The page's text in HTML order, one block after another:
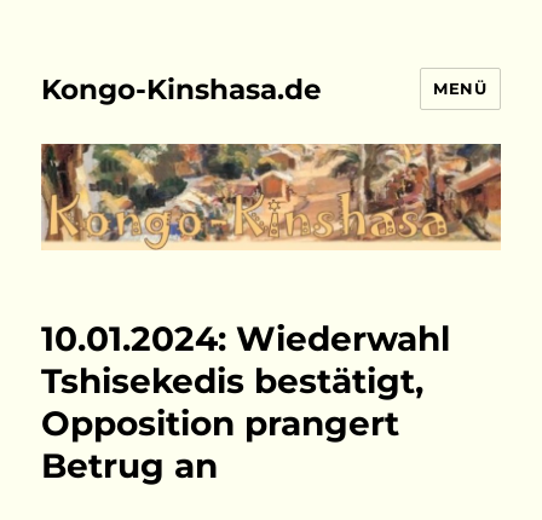
Kongo-Kinshasa.de MENÜ
10.01.2024: Wiederwahl
Tshisekedis bestätigt,
Opposition prangert
Betrug an